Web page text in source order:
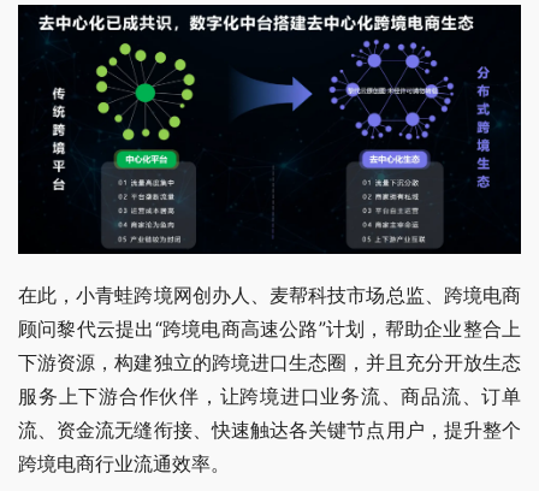
在此，小青蛙跨境网创办人、麦帮科技市场总监、跨境电商
顾问黎代云提出“跨境电商高速公路”计划，帮助企业整合上
下游资源，构建独立的跨境进口生态圈，并且充分开放生态
服务上下游合作伙伴，让跨境进口业务流、商品流、订单
流、资金流无缝衔接、快速触达各关键节点用户，提升整个
跨境电商行业流通效率。